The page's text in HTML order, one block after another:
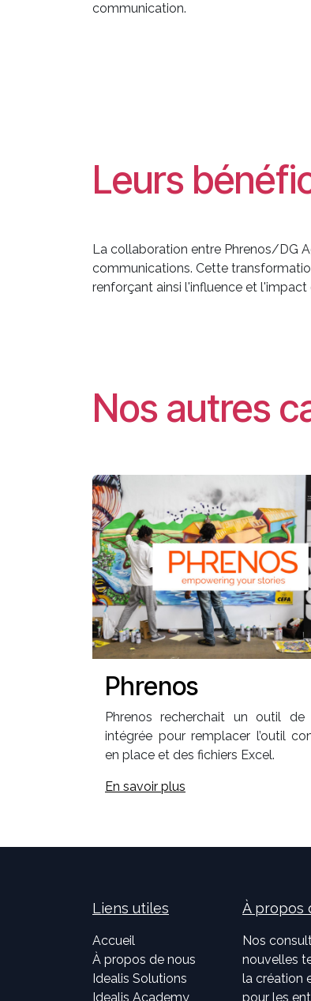
communication.
Leurs
La collaboration entre Phrenos/DG
communications. Cette
renforçant ainsi l'influence et
Nos autres
Phrenos
Phrenos recherchait un outil de
intégrée pour remplacer l’outil
en place et des fichiers Excel.
En savoir plus
Liens utiles
Accueil
À propos de nous
Idealis Solutions
Idealis Academy
À propos
Nos
nouvelles
la création
pour les